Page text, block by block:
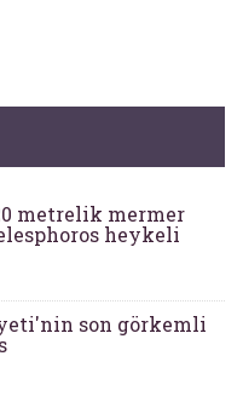
metrelik mermer
heykeli
son görkemli